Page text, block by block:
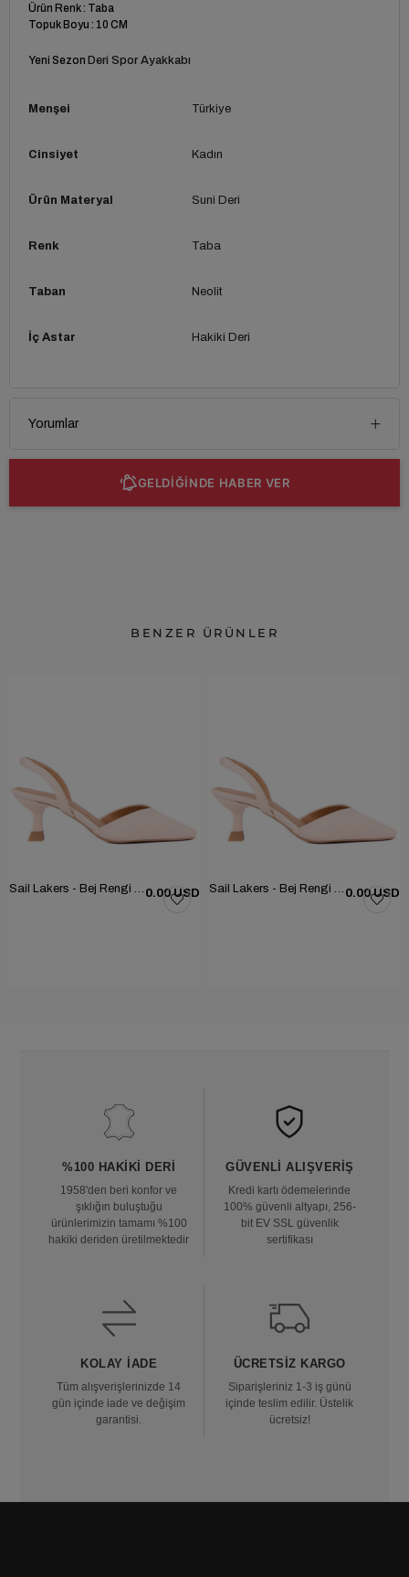
Ürün Renk : Taba
Topuk Boyu : 10 CM
Yeni Sezon Deri Spor Ayakkabı
Menşei Türkiye
Cinsiyet Kadın
Ürün Materyal Suni Deri
Renk Taba
Taban Neolit
İç Astar Hakiki Deri
Yorumlar
GELDİĞİNDE HABER VER
BENZER ÜRÜNLER
0.00 USD 0.00 USD
%100 HAKIKI DERI
1958'den beri konfor ve
şıklığın buluştuğu
ürünlerimizin tamamı %100
hakiki deriden üretilmektedir
GÜVENLI ALIŞVERIŞ
Kredi kartı ödemelerinde
100% güvenli altyapı, 256-
bit EV SSL güvenlik
sertifikası
KOLAY İADE
Tüm alışverişlerinizde 14
gün içinde iade ve değişim
garantisi.
ÜCRETSIZ KARGO
Siparişleriniz 1-3 iş günü
içinde teslim edilir. Üstelik
ücretsiz!